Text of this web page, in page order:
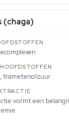
(chaga)
trametenolzuur
vormt een